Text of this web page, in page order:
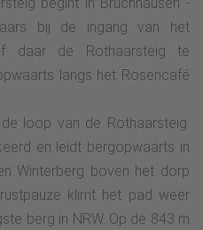
bij de ingang van het
daar de Rothaarsteig te
langs het Rosencafé
loop van de Rothaarsteig.
en leidt bergopwaarts in
Winterberg boven het dorp
klimt het pad weer
berg in NRW. Op de 843 m